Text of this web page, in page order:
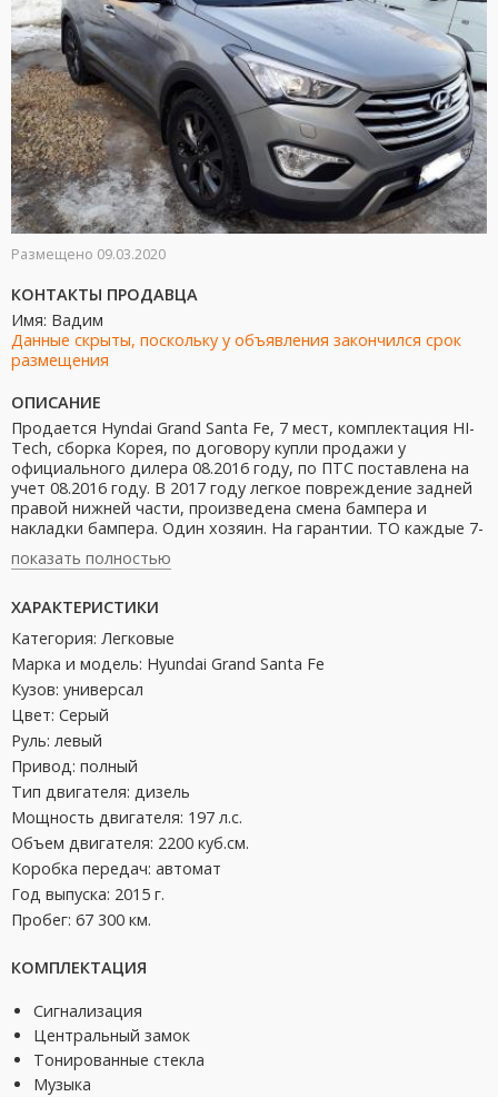
Размещено 09.03.2020
КОНТАКТЫ ПРОДАВЦА
Имя: Вадим
Данные скрыты, поскольку у объявления закончился срок
размещения
ОПИСАНИЕ
Продается Hyndai Grand Santa Fe, 7 мест, комплектация HI-
Tech, сборка Корея, по договору купли продажи у
официального дилера 08.2016 году, по ПТС поставлена на
учет 08.2016 году. В 2017 году легкое повреждение задней
правой нижней части, произведена смена бампера и
накладки бампера. Один хозяин. На гарантии. ТО каждые 7-
6,7л/100км. Бережно обкатана и заботливо эксплуатируется.
покупателя предпродажный осмотр у официального
дилера. Своевременно обслуживался. Прошёл все ТО.
Оригинальный ПТС. В салоне не курили. Полный комплект
ключей и документов. Возможен торг при осмотре.
показать полностью
ХАРАКТЕРИСТИКИ
Категория: Легковые
Марка и модель: Hyundai Grand Santa Fe
Кузов: универсал
Цвет: Серый
Руль: левый
Привод: полный
Тип двигателя: дизель
Мощность двигателя: 197 л.с.
Объем двигателя: 2200 куб.см.
Коробка передач: автомат
Год выпуска: 2015 г.
Пробег: 67 300 км.
КОМПЛЕКТАЦИЯ
Сигнализация
Центральный замок
Тонированные стекла
Музыка